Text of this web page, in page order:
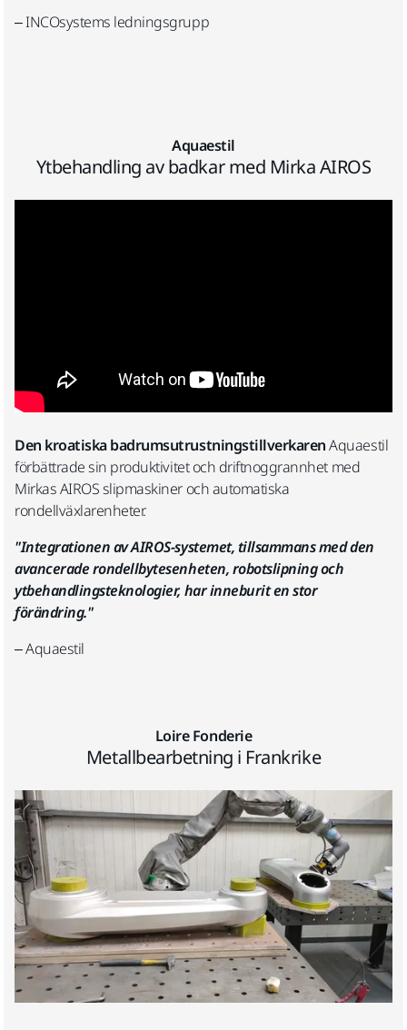
– INCOsystems ledningsgrupp
Aquaestil
Ytbehandling av badkar med Mirka AIROS
Den kroatiska badrumsutrustningstillverkarenAquaestil
förbättrade sin produktivitet och driftnoggrannhet med
Mirkas AIROS slipmaskiner och automatiska
rondellväxlarenheter.
"Integrationen av AIROS-systemet, tillsammans med den
avancerade rondellbytesenheten, robotslipning och
ytbehandlingsteknologier, har inneburit en stor
förändring."
– Aquaestil
Loire Fonderie
Metallbearbetning i Frankrike